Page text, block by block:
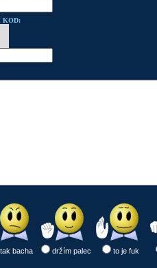
KOD:
tak bacha držím palec
to je fuk